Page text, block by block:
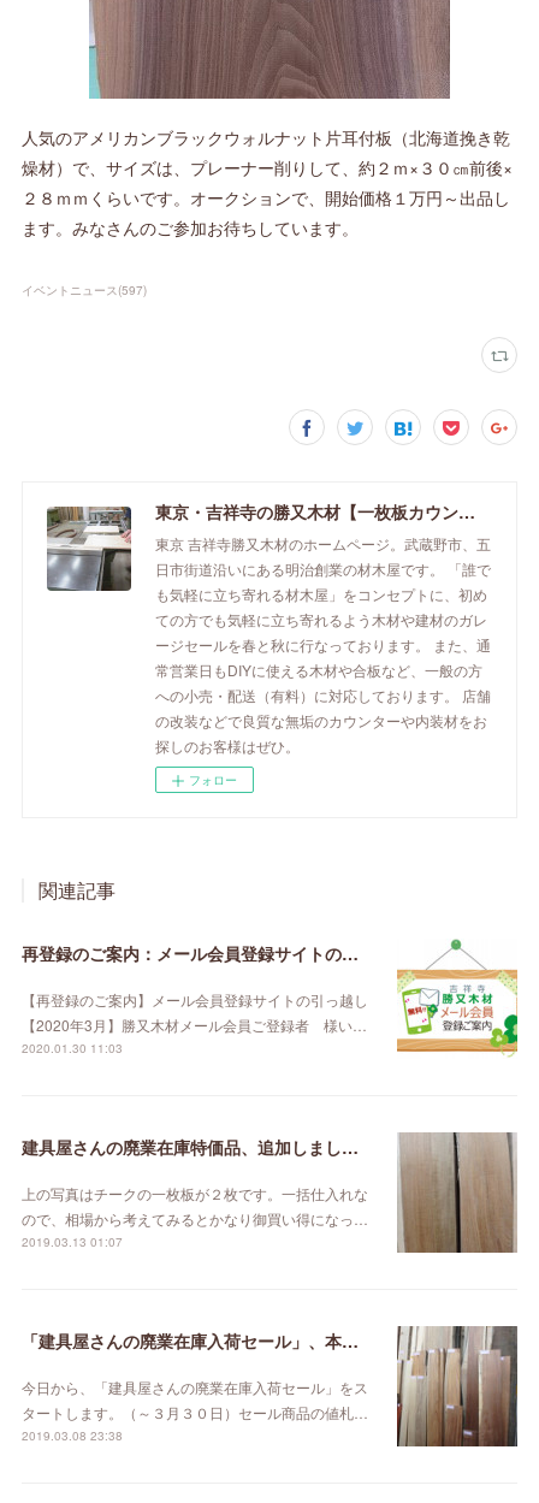
人気のアメリカンブラックウォルナット片耳付板（北海道挽き乾
燥材）で、サイズは、プレーナー削りして、約２ｍ×３０㎝前後×
２８ｍｍくらいです。オークションで、開始価格１万円～出品し
ます。みなさんのご参加お待ちしています。
イベントニュース(597)
東京・吉祥寺の勝又木材【一枚板カウンター】
東京 吉祥寺勝又木材のホームページ。武蔵野市、五
日市街道沿いにある明治創業の材木屋です。 「誰で
も気軽に立ち寄れる材木屋」をコンセプトに、初め
ての方でも気軽に立ち寄れるよう木材や建材のガレ
ージセールを春と秋に行なっております。 また、通
常営業日もDIYに使える木材や合板など、一般の方
への小売・配送（有料）に対応しております。 店舗
の改装などで良質な無垢のカウンターや内装材をお
探しのお客様はぜひ。
フォロー
関連記事
再登録のご案内：メール会員登録サイトの引っ越し【2020年3月】
【再登録のご案内】メール会員登録サイトの引っ越し
【2020年3月】勝又木材メール会員ご登録者 様い…
2020.01.30 11:03
建具屋さんの廃業在庫特価品、追加しました。
上の写真はチークの一枚板が２枚です。一括仕入れな
ので、相場から考えてみるとかなり御買い得になっ…
2019.03.13 01:07
「建具屋さんの廃業在庫入荷セール」、本日スタート！
今日から、「建具屋さんの廃業在庫入荷セール」をス
タートします。（～３月３０日）セール商品の値札…
2019.03.08 23:38